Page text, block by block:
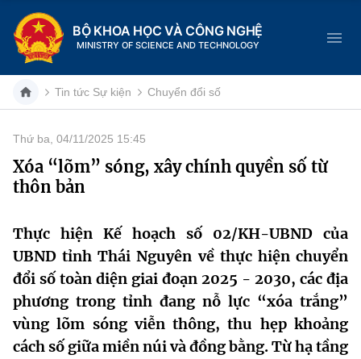
BỘ KHOA HỌC VÀ CÔNG NGHỆ
MINISTRY OF SCIENCE AND TECHNOLOGY
Danh mục
Trang chủ
Giới thiệu
Chức năng nhiệm vụ
Cơ cấu tổ chức
Lịch sử phát triển
Tin tức sự kiện
Khoa học và Công nghệ
Đổi mới sáng tạo
Dịch vụ công
Hệ thống văn bản
Tin tức Sự kiện Chuyển đổi số
Thứ ba, 04/11/2025 15:45
Xóa “lõm” sóng, xây chính quyền số từ
thôn bản
Thực hiện Kế hoạch số 02/KH-UBND của
UBND tỉnh Thái Nguyên về thực hiện chuyển
đổi số toàn diện giai đoạn 2025 - 2030, các địa
phương trong tỉnh đang nỗ lực “xóa trắng”
vùng lõm sóng viễn thông, thu hẹp khoảng
cách số giữa miền núi và đồng bằng. Từ hạ tầng